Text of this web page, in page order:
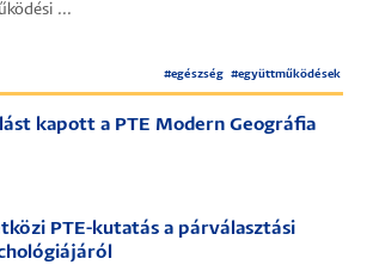
...
#egészség #együttműködések
kapott a PTE Modern Geográfia
PTE-kutatás a párválasztási